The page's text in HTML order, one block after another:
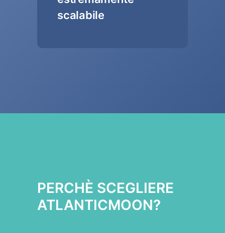
scalabile
PERCHÈ SCEGLIERE
ATLANTICMOON?